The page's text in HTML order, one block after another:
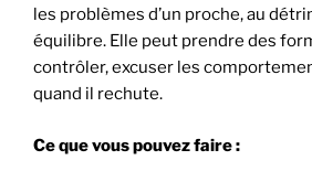
les problèmes d’un proche, au
équilibre. Elle peut prendre des
contrôler, excuser les
quand il rechute.
Ce que vous pouvez faire :